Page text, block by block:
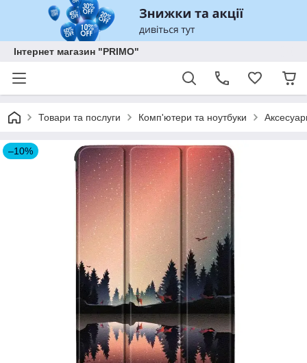
Інтернет магазин "PRIMO"
Товари та послуги Комп'ютери та ноутбуки
–10%